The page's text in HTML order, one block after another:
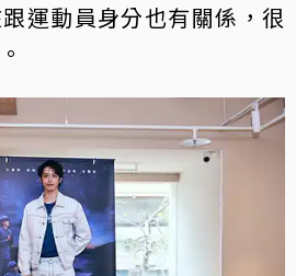
運動員身分也有關係，很